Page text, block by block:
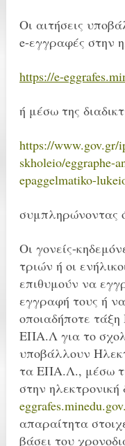
Οι αιτήσεις
e-εγγραφές στην
https://e-
ή μέσω της
https://www.gov.gr/
skholeio/eggraphe-
epaggelmatiko-
συμπληρώνοντας
Οι γονείς-
τριών ή οι
επιθυμούν να
εγγραφή τους ή
οποιαδήποτε
ΕΠΑ.Λ για το
υποβάλλουν
τα ΕΠΑ.Λ., μέσω
στην ηλεκτρονική
απαραίτητα
βάσει του